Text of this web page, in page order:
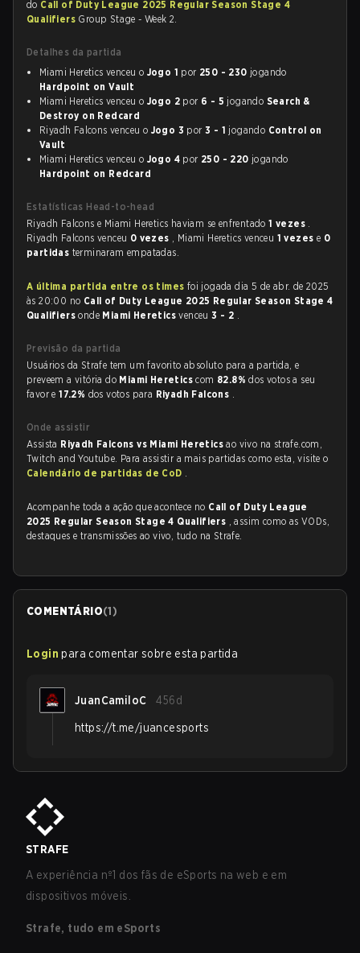
do Call of Duty League 2025 Regular Season Stage 4
Qualifiers Group Stage - Week 2.
Detalhes da partida
Miami Heretics venceu o Jogo 1 por 250 - 230 jogando
Hardpoint on Vault
Miami Heretics venceu o Jogo 2 por 6 - 5 jogando Search &
Destroy on Redcard
Riyadh Falcons venceu o Jogo 3 por3 - 1 jogando Control on
Vault
Miami Heretics venceu o Jogo 4 por 250 - 220 jogando
Hardpoint on Redcard
Estatísticas Head-to-head
Riyadh Falcons e Miami Heretics haviam se enfrentado1 vezes .
Riyadh Falcons venceu 0 vezes , Miami Heretics venceu 1 vezes e 0
partidas terminaram empatadas.
A última partida entre os times foi jogada dia 5 de abr. de 2025
às 20:00 no Call of Duty League 2025 Regular Season Stage 4
Qualifiersonde Miami Hereticsvenceu3 - 2 .
Previsão da partida
Usuários da Strafe tem um favorito absoluto para a partida, e
preveem a vitória do Miami Hereticscom 82.8%dos votos a seu
favor e17.2% dos votos para Riyadh Falcons .
Onde assistir
Assista Riyadh Falcons vs Miami Hereticsao vivo na strafe.com,
Twitch and Youtube. Para assistir a mais partidas como esta, visite o
Calendário de partidas de CoD .
Acompanhe toda a ação que acontece no Call of Duty League
2025 Regular Season Stage 4 Qualifiers , assim como as VODs,
destaques e transmissões ao vivo, tudo na Strafe.
COMENTÁRIO(1)
Login para comentar sobre esta partida
JuanCamiloC 456d
https://t.me/juancesports
STRAFE
A experiência nº1 dos fãs de eSports na web e em
dispositivos móveis.
Strafe, tudo em eSports